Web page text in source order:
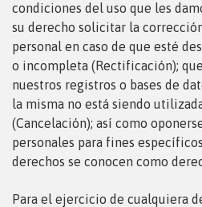
condiciones del uso que les
su derecho solicitar la
personal en caso de que esté
o incompleta (Rectificación);
nuestros registros o bases de
la misma no está siendo
(Cancelación); así como
personales para fines
derechos se conocen como
Para el ejercicio de cualquiera